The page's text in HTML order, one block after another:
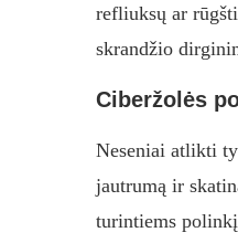
refliuksų ar
skrandžio
Ciberžolės
Neseniai atlikti
jautrumą ir
turintiems